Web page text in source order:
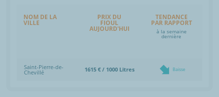
NOM DE LA
VILLE
PRIX DU
FIOUL
AUJOURD'HUI
TENDANCE
PAR RAPPORT
à la semaine
dernière
Saint-Pierre-de-
Chevillé 1615 € / 1000 Litres Baisse